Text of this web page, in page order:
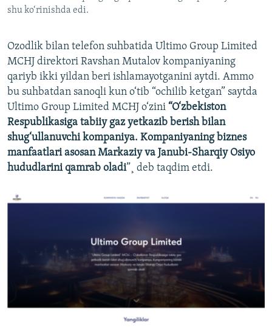
shu ko‘rinishda edi.
Ozodlik bilan telefon suhbatida Ultimo Group Limited
MCHJ direktori Ravshan Mutalov kompaniyaning
qariyb ikki yildan beri ishlamayotganini aytdi. Ammo
bu suhbatdan sanoqli kun o‘tib “ochilib ketgan” saytda
Ultimo Group Limited MCHJ o‘zini “O‘zbekiston
Respublikasiga tabiiy gaz yetkazib berish bilan
shug‘ullanuvchi kompaniya. Kompaniyaning biznes
manfaatlari asosan Markaziy va Janubi-Sharqiy Osiyo
hududlarini qamrab oladi”¸ deb taqdim etdi.